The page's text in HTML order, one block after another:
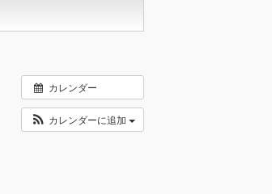
カレンダー
カレンダーに追加